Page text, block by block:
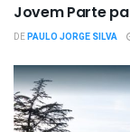
Jovem Parte
DEPAULO JORGE SILVA